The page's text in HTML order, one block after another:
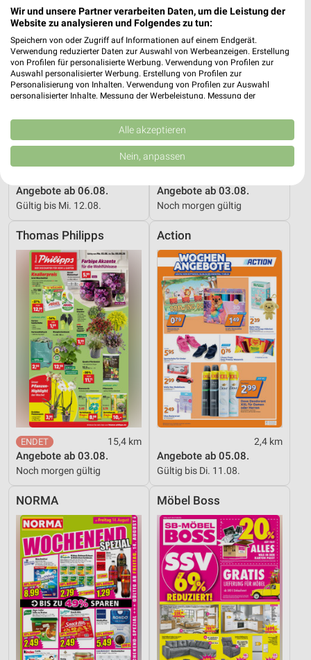
Angebote ab 06.08.
Gültig bis Mi. 12.08.
Angebote ab 03.08.
Noch morgen gültig
Thomas Philipps
15,4 km
Angebote ab 03.08.
Noch morgen gültig
Action
2,4 km
Angebote ab 05.08.
Gültig bis Di. 11.08.
NORMA Möbel Boss
Wir und unsere Partner verarbeiten Daten, um die Leistung der
Website zu analysieren und Folgendes zu tun:
Speichern von oder Zugriff auf Informationen auf einem Endgerät.
Verwendung reduzierter Daten zur Auswahl von Werbeanzeigen. Erstellung
von Profilen für personalisierte Werbung. Verwendung von Profilen zur
Auswahl personalisierter Werbung. Erstellung von Profilen zur
Personalisierung von Inhalten. Verwendung von Profilen zur Auswahl
personalisierter Inhalte. Messung der Werbeleistung. Messung der
Kombinationen von Daten aus verschiedenen Quellen. Entwicklung und
Verbesserung der Angebote. Verwendung reduzierter Daten zur Auswahl
von Inhalten.
Daten können außerhalb der Europäischen Union weitergegeben und in die
Website/App.
Partnerliste anzeigen (1 IAB-Anbieter)
IAB-Verarbeitungszwecke:
Speichern von oder Zugriff auf Informationen
auf einem Endgerät
Verwendung reduzierter Daten zur Auswahl von
Werbeanzeigen
Erstellung von Profilen für personalisierte
Werbung
Verwendung von Profilen zur Auswahl
personalisierter Werbung
Erstellung von Profilen zur Personalisierung
von Inhalten
Verwendung von Profilen zur Auswahl
personalisierter Inhalte
Messung der Werbeleistung
Messung der Performance von Inhalten
Analyse von Zielgruppen durch Statistiken oder
Kombinationen von Daten aus verschiedenen
Quellen
Entwicklung und Verbesserung der Angebote
Verwendung reduzierter Daten zur Auswahl von
Inhalten
Alle akzeptieren
Nein, anpassen